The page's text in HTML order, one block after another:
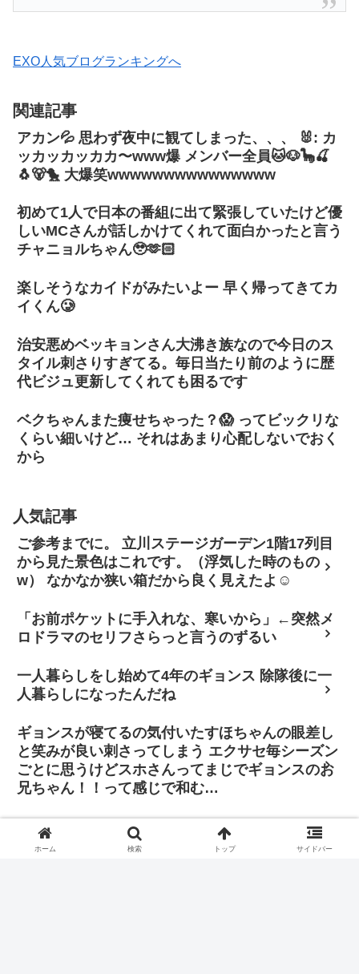
EXO人気ブログランキングへ
関連記事
アカン💦 思わず夜中に観てしまった、、、 🐰: カ
ッカッカッカカ〜www爆 メンバー全員🐱🐶🦕🍒
🐧🐻🐤 大爆笑wwwwwwwwwwwwwww
初めて1人で日本の番組に出て緊張していたけど優
しいMCさんが話しかけてくれて面白かったと言う
チャニョルちゃん🥹🫶🏻
楽しそうなカイドがみたいよー 早く帰ってきてカ
イくん🥲
治安悪めベッキョンさん大沸き族なので今日のス
タイル刺さりすぎてる。毎日当たり前のように歴
代ビジュ更新してくれても困るです
ベクちゃんまた痩せちゃった？😱 ってビックリな
くらい細いけど… それはあまり心配しないでおく
から
人気記事
ご参考までに。 立川ステージガーデン1階17列目
から見た景色はこれです。（浮気した時のもの
w） なかなか狭い箱だから良く見えたよ☺
「お前ポケットに手入れな、寒いから」←突然メ
ロドラマのセリフさらっと言うのずるい
一人暮らしをし始めて4年のギョンス 除隊後に一
人暮らしになったんだね
ギョンスが寝てるの気付いたすほちゃんの眼差し
と笑みが良い刺さってしまう エクサセ毎シーズン
ごとに思うけどスホさんってまじでギョンスのお
兄ちゃん！！って感じで和む…
「その判断に振り回されたくはありません。僕は
自分の立ち位置で全力を尽くし、歌手と俳優双方
ホーム 検索 トップ サイドバー